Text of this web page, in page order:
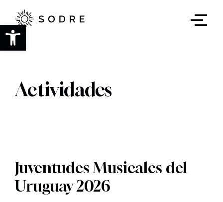
Abrir barra de herramientas
contenido
principal
Actividades
Juventudes Musicales del
Uruguay 2026